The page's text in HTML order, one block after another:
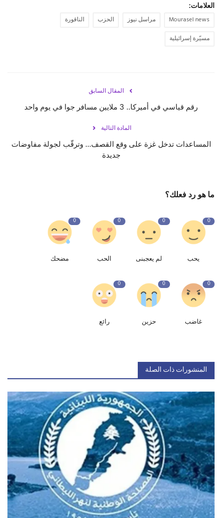
العلامات:
Mourasel news مراسل نيوز الحزب
الناقورة
مسيّرة إسرائيلية
المقال السابق
رقم قياسي في أميركا.. 3 ملايين مسافر جوا في يوم واحد
المادة التالية
المساعدات تدخل غزة على وقع القصف... وترقّب لجولة مفاوضات
جديدة
ما هو رد فعلك؟
0
يحب
0
لم يعجبنى
0
الحب
0
مضحك
0
غاضب
0
حزين
0
رائع
المنشورات ذات الصلة